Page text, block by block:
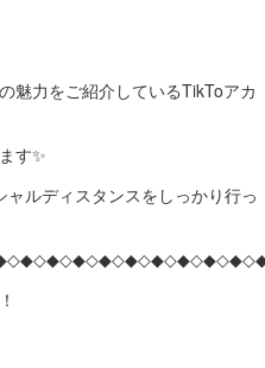
魅力をご紹介しているTikToアカ
す✨
ルディスタンスをしっかり行っ